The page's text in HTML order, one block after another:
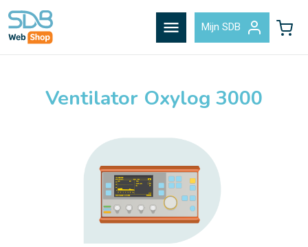
menu Mijn SDB
Ventilator Oxylog 3000